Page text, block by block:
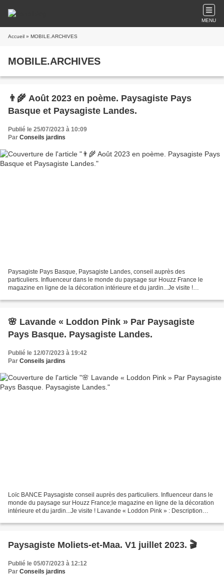
MENU
Accueil » MOBILE.ARCHIVES
MOBILE.ARCHIVES
👨‍🌾 Août 2023 en poème. Paysagiste Pays
Basque et Paysagiste Landes.
Publié le 25/07/2023 à 10:09
Par Conseils jardins
Paysagiste Pays Basque, Paysagiste Landes, conseil auprès des
particuliers. Influenceur dans le monde du paysage sur Houzz France le
magazine en ligne de la décoration intérieure et du jardin...Je visite !
🌸 Lavande « Loddon Pink » Par Paysagiste
Pays Basque. Paysagiste Landes.
Publié le 12/07/2023 à 19:42
Par Conseils jardins
Loïc BANCE Paysagiste conseil auprès des particuliers. Influenceur dans le
monde du paysage sur Houzz France;le magazine en ligne de la décoration
intérieure et du jardin...Je visite ! Lavande « Loddon Pink » : Description
Paysagiste Moliets-et-Maa. V1 juillet 2023. 🎬
Publié le 05/07/2023 à 12:12
Par Conseils jardins